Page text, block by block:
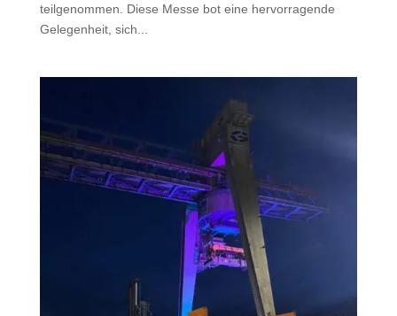
teilgenommen. Diese Messe bot eine hervorragende
Gelegenheit, sich...